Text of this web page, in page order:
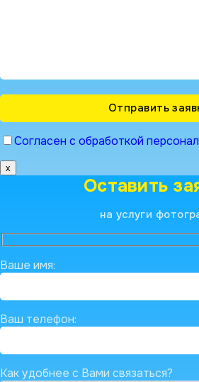
Согласен с обработкой
x
Оставить
на услуги
Ваше имя:
Ваш телефон:
Как удобнее с Вами связаться?